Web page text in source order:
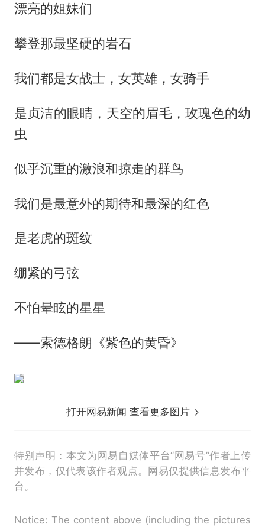
漂亮的姐妹们
攀登那最坚硬的岩石
我们都是女战士，女英雄，女骑手
是贞洁的眼睛，天空的眉毛，玫瑰色的幼
虫
似乎沉重的激浪和掠走的群鸟
我们是最意外的期待和最深的红色
是老虎的斑纹
绷紧的弓弦
不怕晕眩的星星
——索德格朗《紫色的黄昏》
打开网易新闻 查看更多图片
特别声明：本文为网易自媒体平台“网易号”作者上传
并发布，仅代表该作者观点。网易仅提供信息发布平
台。
Notice: The content above (including the pictures